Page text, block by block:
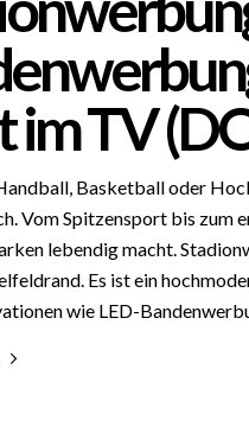
im TV
Basketball oder
Vom Spitzensport bis zum
lebendig macht.
Es ist ein
wie LED-